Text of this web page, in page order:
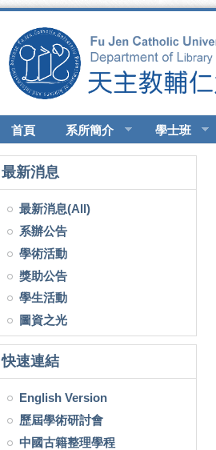
首頁 系所簡介 學士班
最新消息
最新消息(All)
系辦公告
學術活動
獎助公告
學生活動
圖資之光
快速連結
English Version
歷屆學術研討會
中國古籍整理學程